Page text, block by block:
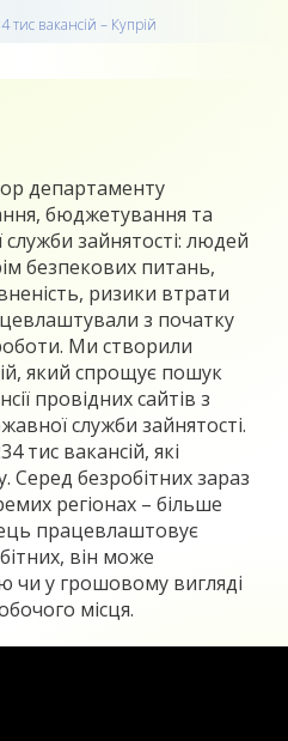
тис вакансій – Купрій
департаменту
бюджетування та
зайнятості: людей
безпекових питань,
ризики втрати
з початку
Ми створили
який спрощує пошук
провідних сайтів з
служби зайнятості.
тис вакансій, які
Серед безробітних зараз
регіонах – більше
працевлаштовує
він може
чи у грошовому вигляді
місця.